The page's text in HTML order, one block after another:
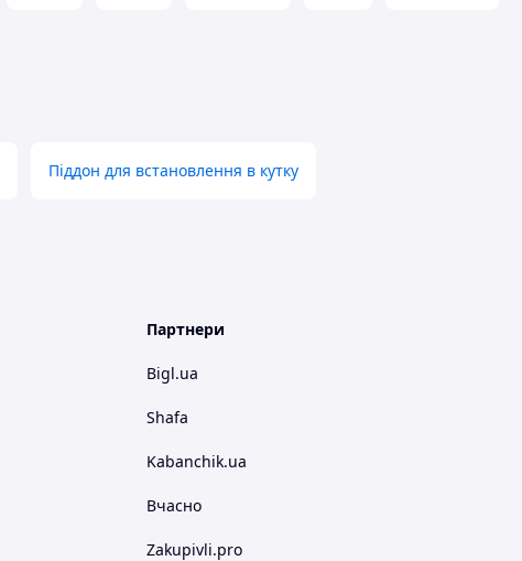
Піддон для встановлення в кутку
Партнери
Bigl.ua
Shafa
Kabanchik.ua
Вчасно
Zakupivli.pro